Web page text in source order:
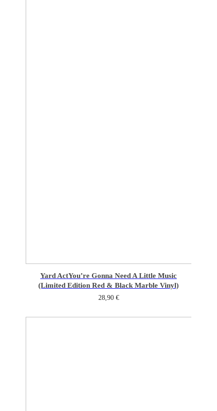
Yard ActYou’re Gonna Need A Little Music
(Limited Edition Red & Black Marble Vinyl)
28,90 €